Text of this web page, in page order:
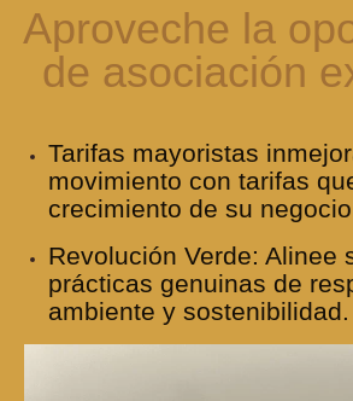
Aproveche la
de asociación
Tarifas mayoristas
movimiento con tarifas
crecimiento de su
Revolución Verde: Alinee
prácticas genuinas de
ambiente y sostenibilidad.